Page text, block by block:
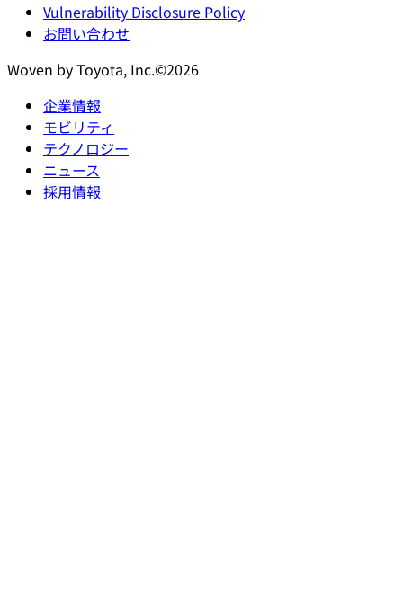
Vulnerability Disclosure Policy
お問い合わせ
Woven by Toyota, Inc.©2026
企業情報
モビリティ
テクノロジー
ニュース
採用情報